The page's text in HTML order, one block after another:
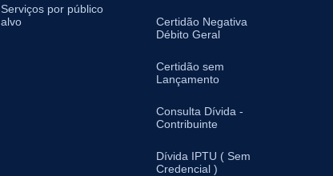
Serviços por público
alvo
Certidão Negativa
Débito Geral
Certidão sem
Lançamento
Consulta Dívida -
Contribuinte
Dívida IPTU ( Sem
Credencial )